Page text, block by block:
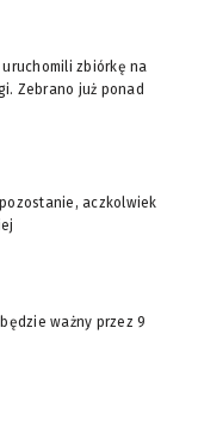
zbiórkę na
Zebrano już ponad
aczkolwiek
ważny przez 9